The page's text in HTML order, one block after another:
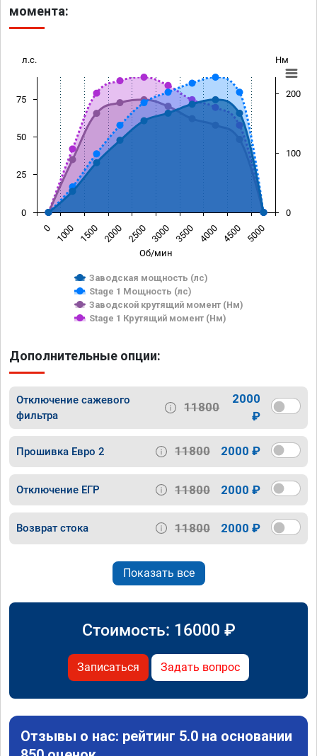
момента:
Об/мин
л.с. Нм
Заводская мощность (лс)
Stage 1 Мощность (лс)
Заводской крутящий момент (Нм)
Stage 1 Крутящий момент (Нм)
0 1000 1500 2000 2500 3000 3500 4000 4500 5000
0
25
50
75
0
100
200
Дополнительные опции:
Отключение сажевого
фильтра
11800
2000
₽
Прошивка Евро 2 11800 2000 ₽
Отключение ЕГР 11800 2000 ₽
Возврат стока 11800 2000 ₽
Показать все
Стоимость: 16000 ₽
Записаться Задать вопрос
Отзывы о нас: рейтинг 5.0 на основании